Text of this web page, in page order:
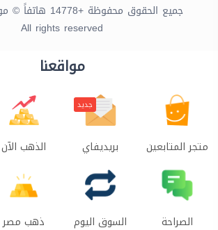
جميع الحقوق محفوظة +14778 هاتفاً © موبايلاوي 2026
All rights reserved